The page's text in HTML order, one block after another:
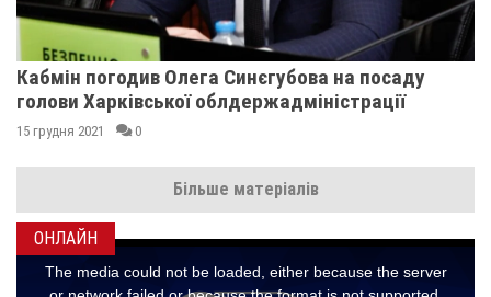
ОНЛАЙН
Кабмін погодив Олега Синєгубова на посаду
голови Харківської облдержадміністрації
15 грудня 2021 0
Більше матеріалів